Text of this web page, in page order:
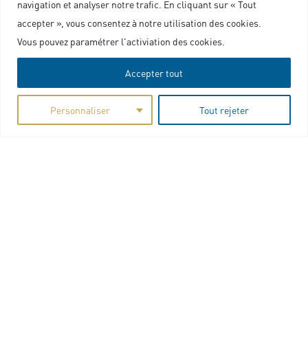
navigation et analyser notre trafic. En cliquant sur « Tout
accepter », vous consentez à notre utilisation des cookies.
Vous pouvez paramétrer l'activiation des cookies.
Personnaliser Tout rejeter
Accepter tout
Mentions légales
Politique de confidentialité
Charte graphique